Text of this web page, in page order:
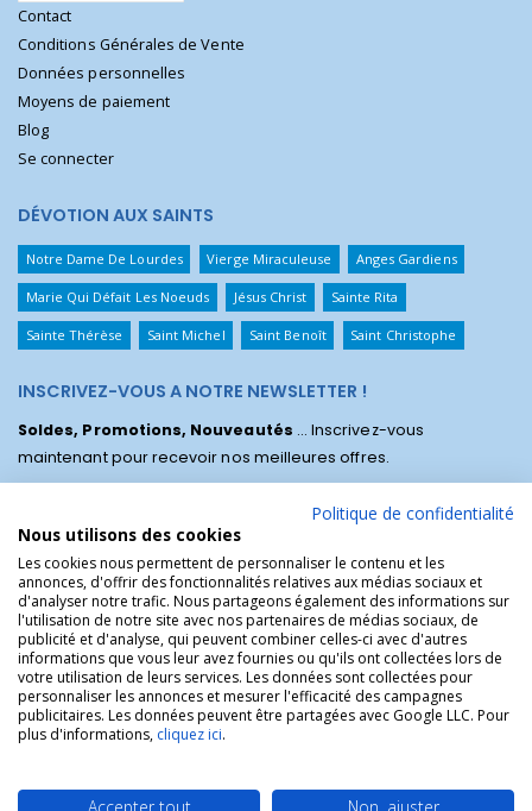
Contact
Conditions Générales de Vente
Données personnelles
Moyens de paiement
Blog
Se connecter
DÉVOTION AUX SAINTS
Notre Dame De Lourdes Vierge Miraculeuse Anges Gardiens
Marie Qui Défait Les Noeuds Jésus Christ Sainte Rita
Sainte Thérèse Saint Michel Saint Benoît Saint Christophe
INSCRIVEZ-VOUS A NOTRE NEWSLETTER !
Soldes, Promotions, Nouveautés ... Inscrivez-vous
maintenant pour recevoir nos meilleures offres.
La Boutique des Chrétiens © | La boutique religieuse chrétienne de
référence !.
Politique de confidentialité
Nous utilisons des cookies
Les cookies nous permettent de personnaliser le contenu et les
annonces, d'offrir des fonctionnalités relatives aux médias sociaux et
d'analyser notre trafic. Nous partageons également des informations sur
l'utilisation de notre site avec nos partenaires de médias sociaux, de
publicité et d'analyse, qui peuvent combiner celles-ci avec d'autres
informations que vous leur avez fournies ou qu'ils ont collectées lors de
votre utilisation de leurs services. Les données sont collectées pour
personnaliser les annonces et mesurer l'efficacité des campagnes
publicitaires. Les données peuvent être partagées avec Google LLC. Pour
plus d'informations, cliquez ici.